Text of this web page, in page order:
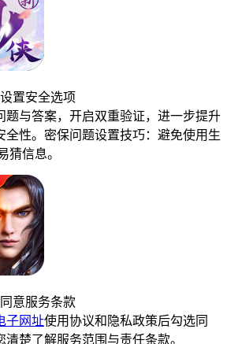
置安全选项
题与答案，开启双重验证，进一步提升
全性。密保问题设置技巧：避免使用生
猜信息。
意服务条款
子网址使用协议和隐私政策后勾选同
清楚了解服务范围与责任条款。